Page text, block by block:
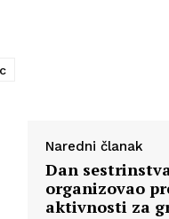
Naredni članak
Dan
organizovao
aktivnosti za